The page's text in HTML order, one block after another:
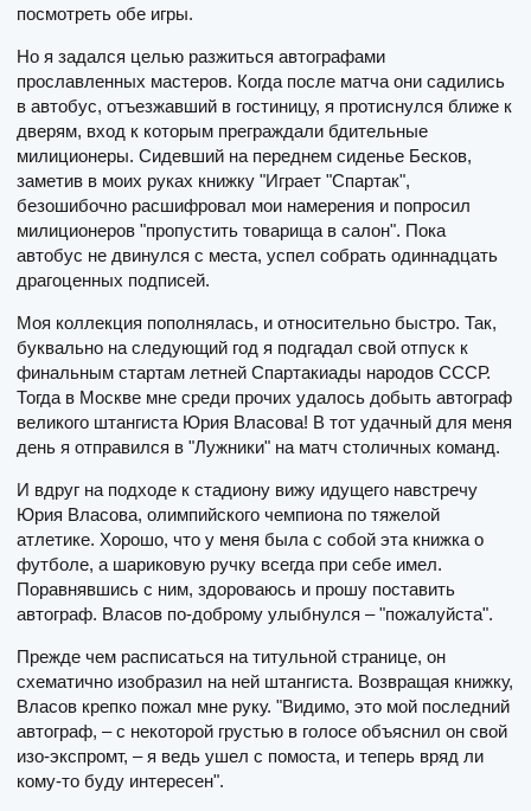
посмотреть обе игры.
Но я задался целью разжиться автографами
прославленных мастеров. Когда после матча они садились
в автобус, отъезжавший в гостиницу, я протиснулся ближе к
дверям, вход к которым преграждали бдительные
милиционеры. Сидевший на переднем сиденье Бесков,
заметив в моих руках книжку "Играет "Спартак",
безошибочно расшифровал мои намерения и попросил
милиционеров "пропустить товарища в салон". Пока
автобус не двинулся с места, успел собрать одиннадцать
драгоценных подписей.
Моя коллекция пополнялась, и относительно быстро. Так,
буквально на следующий год я подгадал свой отпуск к
финальным стартам летней Спартакиады народов СССР.
Тогда в Москве мне среди прочих удалось добыть автограф
великого штангиста Юрия Власова! В тот удачный для меня
день я отправился в "Лужники" на матч столичных команд.
И вдруг на подходе к стадиону вижу идущего навстречу
Юрия Власова, олимпийского чемпиона по тяжелой
атлетике. Хорошо, что у меня была с собой эта книжка о
футболе, а шариковую ручку всегда при себе имел.
Поравнявшись с ним, здороваюсь и прошу поставить
автограф. Власов по-доброму улыбнулся – "пожалуйста".
Прежде чем расписаться на титульной странице, он
схематично изобразил на ней штангиста. Возвращая книжку,
Власов крепко пожал мне руку. "Видимо, это мой последний
автограф, – с некоторой грустью в голосе объяснил он свой
изо-экспромт, – я ведь ушел с помоста, и теперь вряд ли
кому-то буду интересен".